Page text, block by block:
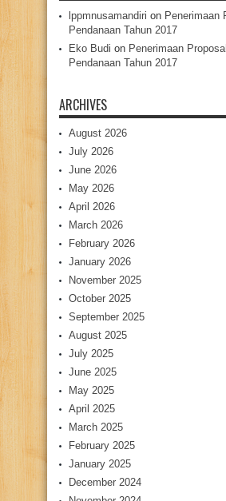
lppmnusamandiri on Penerimaan
Pendanaan Tahun 2017
Eko Budi on Penerimaan
Pendanaan Tahun 2017
ARCHIVES
August 2026
July 2026
June 2026
May 2026
April 2026
March 2026
February 2026
January 2026
November 2025
October 2025
September 2025
August 2025
July 2025
June 2025
May 2025
April 2025
March 2025
February 2025
January 2025
December 2024